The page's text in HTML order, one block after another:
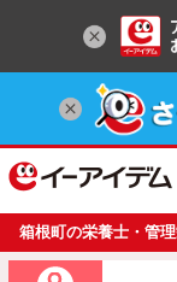
箱根町の栄養士・管